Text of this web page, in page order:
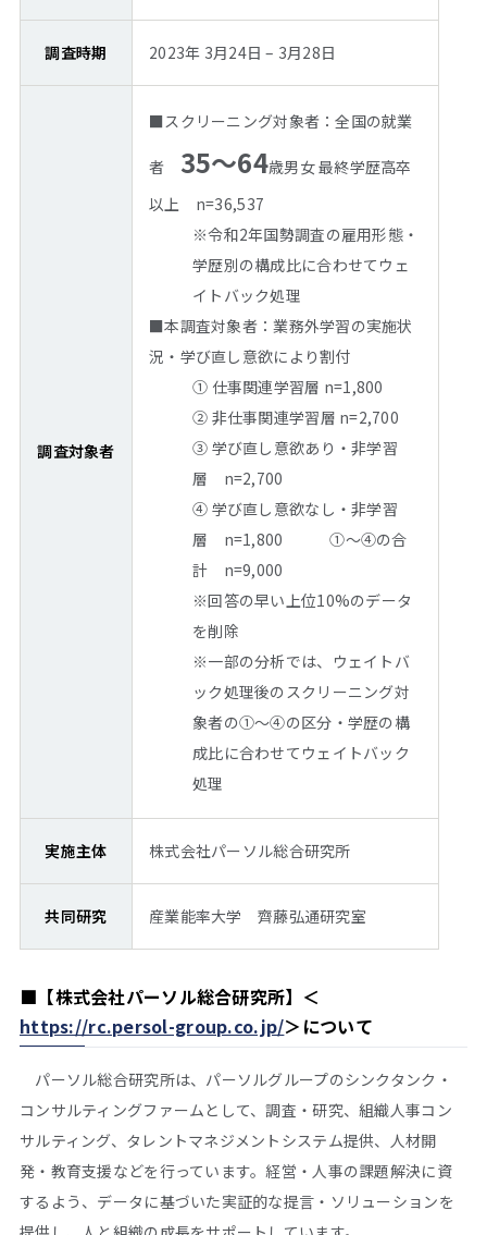
調査時期 2023年 3月24日 – 3月28日
調査対象者
■スクリーニング対象者：全国の就業
者 35～64歳男女 最終学歴高卒
以上 n=36,537
※令和2年国勢調査の雇用形態・
学歴別の構成比に合わせてウェ
イトバック処理
■本調査対象者：業務外学習の実施状
況・学び直し意欲により割付
① 仕事関連学習層 n=1,800
② 非仕事関連学習層 n=2,700
③ 学び直し意欲あり・非学習
層 n=2,700
④ 学び直し意欲なし・非学習
層 n=1,800 ①～④の合
計 n=9,000
※回答の早い上位10%のデータ
を削除
※一部の分析では、ウェイトバ
ック処理後のスクリーニング対
象者の①～④の区分・学歴の構
成比に合わせてウェイトバック
処理
実施主体 株式会社パーソル総合研究所
共同研究 産業能率大学 齊藤弘通研究室
■【株式会社パーソル総合研究所】＜
https://rc.persol-group.co.jp/＞について
パーソル総合研究所は、パーソルグループのシンクタンク・
コンサルティングファームとして、調査・研究、組織人事コン
サルティング、タレントマネジメントシステム提供、人材開
発・教育支援などを行っています。経営・人事の課題解決に資
するよう、データに基づいた実証的な提言・ソリューションを